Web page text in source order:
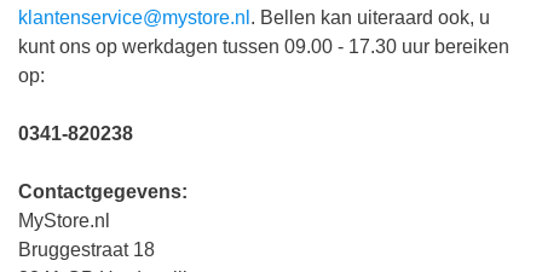
klantenservice@mystore.nl . Bellen kan uiteraard ook, u
kunt ons op werkdagen tussen 09.00 - 17.30 uur bereiken
op:
0341-820238
Contactgegevens:
MyStore.nl
Bruggestraat 18